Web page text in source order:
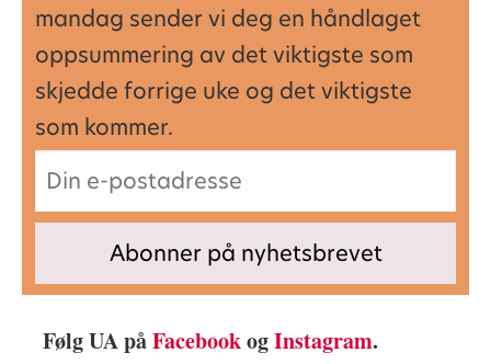
mandag sender vi deg en håndlaget
oppsummering av det viktigste som
skjedde forrige uke og det viktigste
som kommer.
Følg UA påFacebookogInstagram.